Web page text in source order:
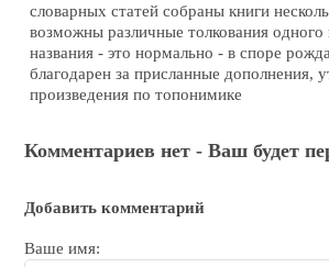
словарных статей собраны книги
возможны различные толкования одного
названия - это нормально - в споре
благодарен за присланные дополнения,
произведения по топонимике
Комментариев нет - Ваш будет
Добавить комментарий
Ваше имя: